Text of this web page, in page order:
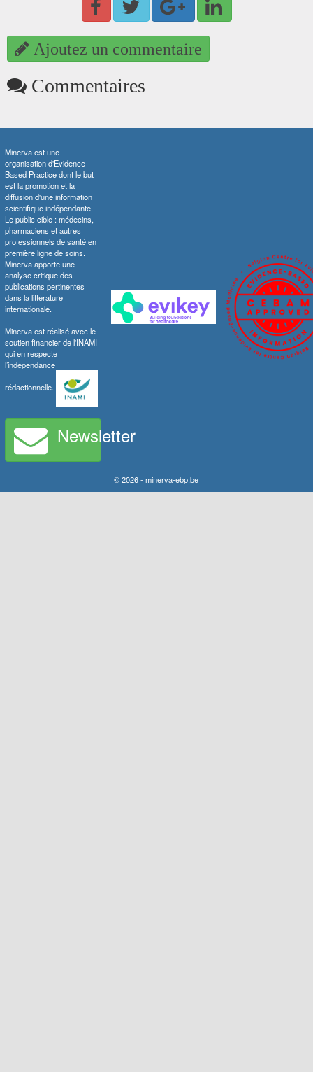
Ajoutez un commentaire
Commentaires
Minerva est une
organisation d'Evidence-
Based Practice dont le but
est la promotion et la
diffusion d'une information
scientifique indépendante.
Le public cible : médecins,
pharmaciens et autres
professionnels de santé en
première ligne de soins.
Minerva apporte une
analyse critique des
publications pertinentes
dans la littérature
internationale.
Minerva est réalisé avec le
soutien financier de l'INAMI
qui en respecte
l’indépendance
rédactionnelle.
Newsletter
© 2026 - minerva-ebp.be